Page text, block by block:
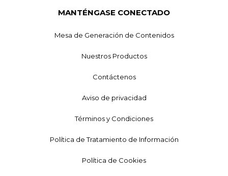
MANTÉNGASE CONECTADO
Mesa de Generación de Contenidos
Nuestros Productos
Contáctenos
Aviso de privacidad
Términos y Condiciones
Política de Tratamiento de Información
Política de Cookies